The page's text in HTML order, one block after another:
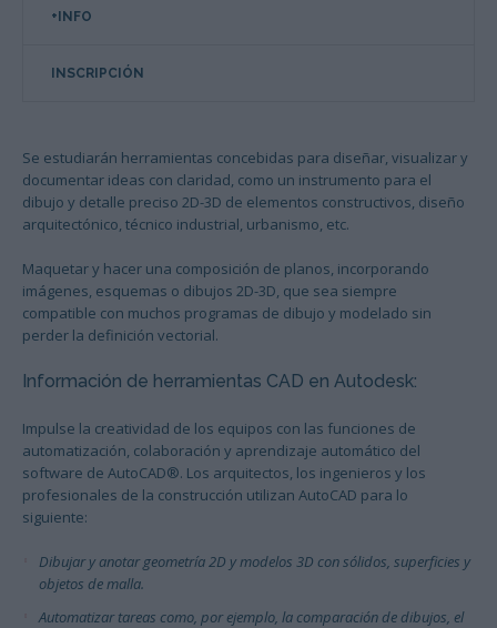
+INFO
INSCRIPCIÓN
Se estudiarán herramientas concebidas para diseñar, visualizar y
documentar ideas con claridad, como un instrumento para el
dibujo y detalle preciso 2D-3D de elementos constructivos, diseño
arquitectónico, técnico industrial, urbanismo, etc.
Maquetar y hacer una composición de planos, incorporando
imágenes, esquemas o dibujos 2D-3D, que sea siempre
compatible con muchos programas de dibujo y modelado sin
perder la definición vectorial.
Información de herramientas CAD en Autodesk:
Impulse la creatividad de los equipos con las funciones de
automatización, colaboración y aprendizaje automático del
software de AutoCAD®. Los arquitectos, los ingenieros y los
profesionales de la construcción utilizan AutoCAD para lo
siguiente:
Dibujar y anotar geometría 2D y modelos 3D con sólidos, superficies y
objetos de malla.
Automatizar tareas como, por ejemplo, la comparación de dibujos, el